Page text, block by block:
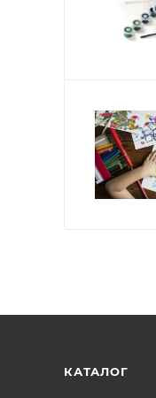
КАТАЛОГ